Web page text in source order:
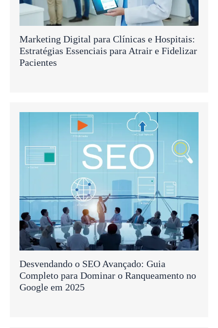
Marketing Digital para Clínicas e Hospitais:
Estratégias Essenciais para Atrair e Fidelizar
Pacientes
Desvendando o SEO Avançado: Guia
Completo para Dominar o Ranqueamento no
Google em 2025